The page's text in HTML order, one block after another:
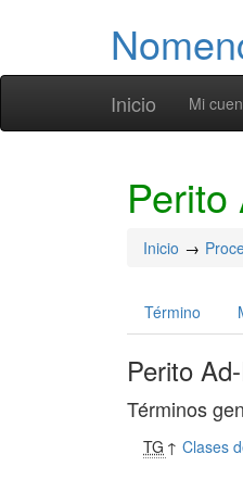
Inicio Mi
Perito
Inicio
Término
Perito
Términos
TG ↑Clases